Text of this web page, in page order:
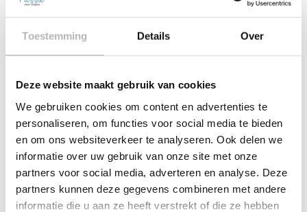
Toestemming Details Over
Deze website maakt gebruik van cookies
We gebruiken cookies om content en advertenties te
personaliseren, om functies voor social media te bieden
en om ons websiteverkeer te analyseren. Ook delen we
informatie over uw gebruik van onze site met onze
partners voor social media, adverteren en analyse. Deze
partners kunnen deze gegevens combineren met andere
informatie die u aan ze heeft verstrekt of die ze hebben